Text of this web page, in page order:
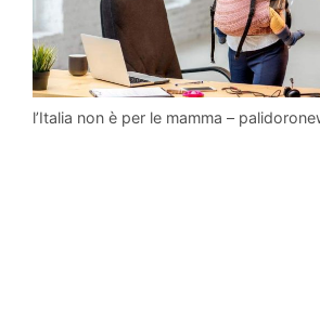
l’Italia non è per le mamma –